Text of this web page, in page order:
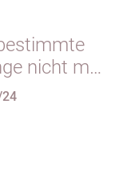
nicht mit
24